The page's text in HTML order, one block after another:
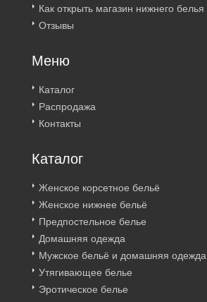
Как открыть магазин нижнего белья
Отзывы
Меню
Каталог
Распродажа
Контакты
Каталог
Женское корсетное бельё
Женское нижнее бельё
Предпостельное белье
Домашняя одежда
Мужское бельё и домашняя одежда
Утягивающее белье
Эротическое белье